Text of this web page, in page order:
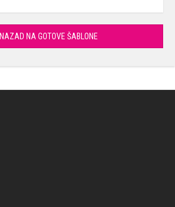
NAZAD NA GOTOVE ŠABLONE